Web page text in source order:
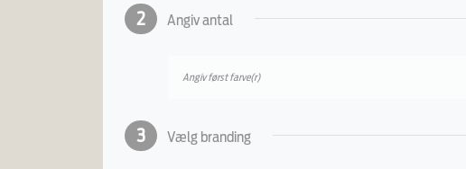
2 Angiv antal
Angiv først farve(r)
3 Vælg branding